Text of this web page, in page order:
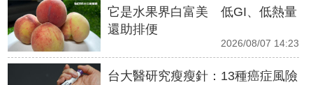
它是水果界白富美 低GI、低熱量
還助排便
2026/08/07 14:23
台大醫研究瘦瘦針：13種癌症風險